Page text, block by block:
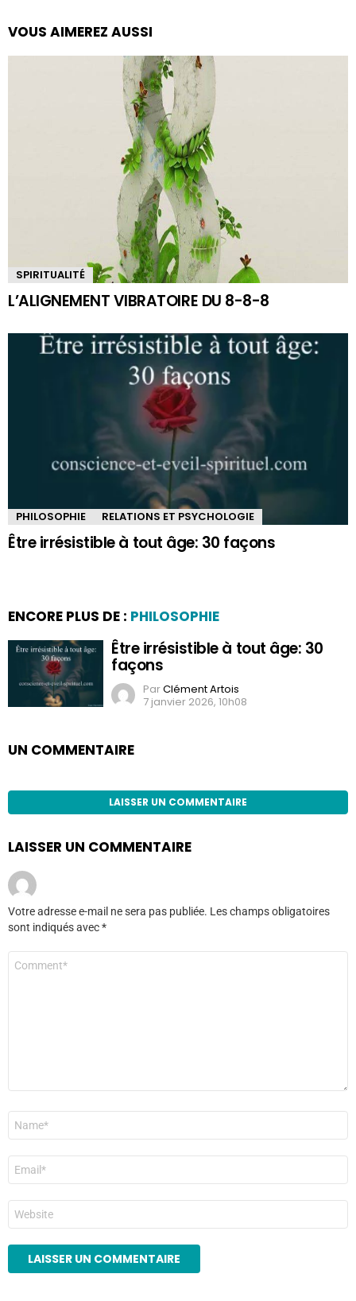
VOUS AIMEREZ AUSSI
SPIRITUALITÉ
L’ALIGNEMENT VIBRATOIRE DU 8-8-8
PHILOSOPHIE RELATIONS ET PSYCHOLOGIE
Être irrésistible à tout âge: 30 façons
ENCORE PLUS DE : PHILOSOPHIE
Être irrésistible à tout âge: 30
façons
ParClément Artois
7 janvier 2026, 10h08
UN COMMENTAIRE
LAISSER UN COMMENTAIRE
LAISSER UN COMMENTAIRE
Votre adresse e-mail ne sera pas publiée. Les champs obligatoires
sont indiqués avec*
mail
*
Site
web